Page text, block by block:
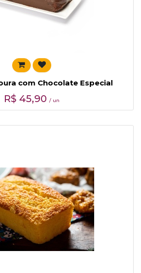
com Chocolate Especial
R$ 45,90 / un